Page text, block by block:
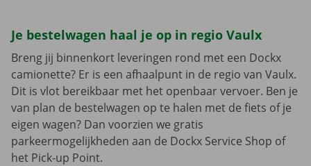
Je bestelwagen haal je op in regio Vaulx
Breng jij binnenkort leveringen rond met een Dockx
camionette? Er is een afhaalpunt in de regio van Vaulx.
Dit is vlot bereikbaar met het openbaar vervoer. Ben je
van plan de bestelwagen op te halen met de fiets of je
eigen wagen? Dan voorzien we gratis
parkeermogelijkheden aan de Dockx Service Shop of
het Pick-up Point.